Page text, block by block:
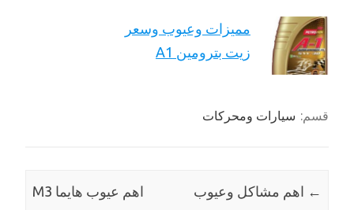
مميزات وعيوب وسعر
زيت بترومين A1
قسم: سيارات ومحركات
← اهم مشاكل وعيوب
اهم عيوب هايما M3